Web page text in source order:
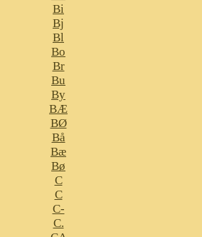
Bi
Bj
Bl
Bo
Br
Bu
By
BÆ
BØ
Bå
Bæ
Bø
C
C
C-
C.